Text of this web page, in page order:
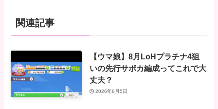
関連記事
【ウマ娘】8月LoHプラチナ4狙
いの先行サポカ編成ってこれで大
丈夫？
2026年8月5日